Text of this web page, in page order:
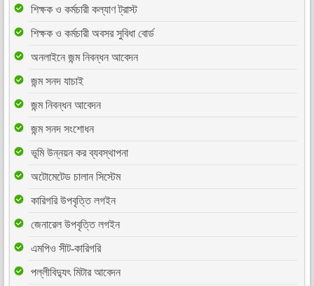
শিক্ষক ও কর্মচারী কল্যাণ ট্রাস্ট
শিক্ষক ও কর্মচারী অবসর সুবিধা বোর্ড
অনলাইনে জন্ম নিবন্ধন আবেদন
জন্ম সনদ যাচাই
জন্ম নিবন্ধন আবেদন
জন্ম সনদ সংশোধন
ভূমি উন্নয়ন কর ব্যবস্থাপনা
অটোমেটেড চালান সিস্টেম
কারিগরি উপবৃত্তি লগইন
জেনারেল উপবৃত্তি লগইন
এমপিও সীট-কারিগরি
পল্লীবিদ্যুৎ মিটার আবেদন